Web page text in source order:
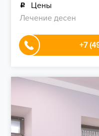
Цены
Лечение десен
+7